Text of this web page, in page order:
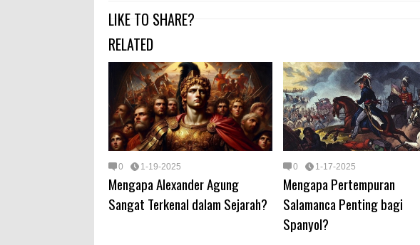
LIKE TO SHARE?
RELATED
0 1-19-2025
Mengapa Alexander Agung
Sangat Terkenal dalam Sejarah?
0 1-17-2025
Mengapa Pertempuran
Salamanca Penting bagi
Spanyol?